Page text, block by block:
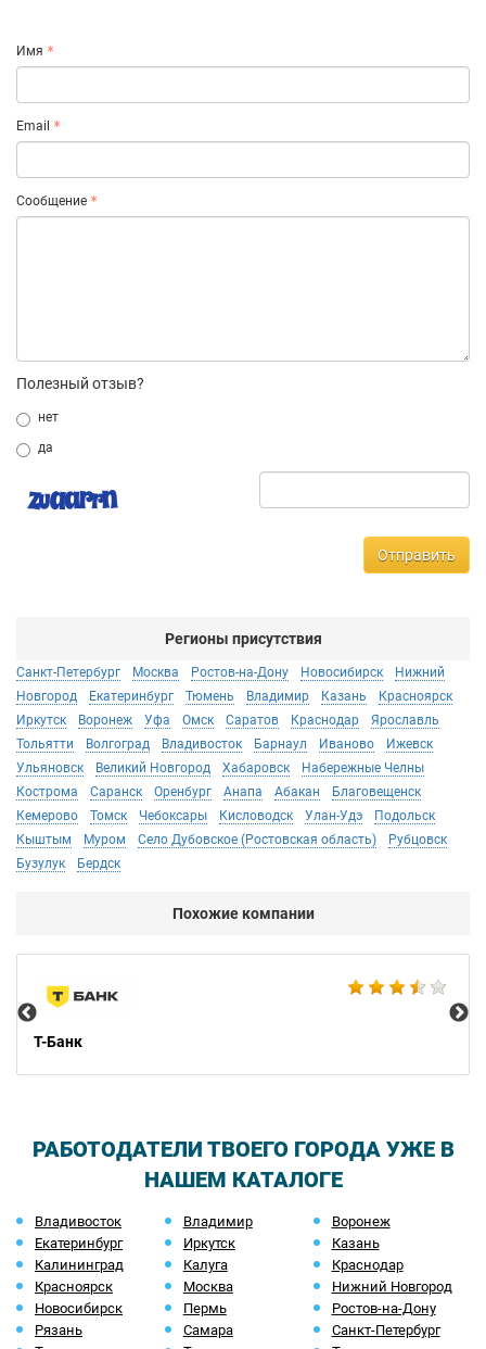
Имя
Email
Сообщение
Полезный отзыв?
нет
да
Отправить
Регионы присутствия
Санкт-Петербург Москва Ростов-на-Дону Новосибирск
Нижний
Новгород
Екатеринбург Тюмень Владимир Казань
Красноярск
Иркутск
Воронеж Уфа Омск Саратов Краснодар
Ярославль
Тольятти
Волгоград Владивосток Барнаул Иваново
Ижевск
Ульяновск
Великий Новгород Хабаровск
Набережные Челны
Кострома
Саранск Оренбург Анапа Абакан
Благовещенск
Кемерово
Томск Чебоксары Кисловодск Улан-Удэ
Подольск
Кыштым
Муром Село Дубовское (Ростовская область)
Рубцовск
Бузулук
Бердск
Похожие компании
Т-Банк
РАБОТОДАТЕЛИ ТВОЕГО ГОРОДА УЖЕ В
НАШЕМ КАТАЛОГЕ
Владивосток Владимир
Воронеж
Екатеринбург
Иркутск
Казань
Калининград
Калуга
Краснодар
Красноярск
Москва
Нижний Новгород
Новосибирск
Пермь
Ростов-на-Дону
Рязань
Самара
Санкт-Петербург